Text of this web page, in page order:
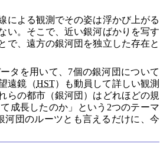
による観測でその姿は浮かび上がる
い。そこで、近い銀河ばかりを写す
で、遠方の銀河団を独立した存在と
タを用いて、7個の銀河団について
遠鏡（HST）も動員して詳しい観測
らの都市（銀河団）はどれほどの規
成長したのか」という2つのテーマ
河団のルーツとも言えるだけに、今